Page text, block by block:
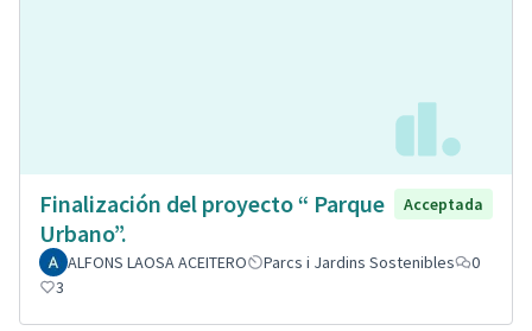
Finalización del proyecto “ Parque
Urbano”.
Acceptada
ALFONS LAOSA ACEITERO Parcs i Jardins Sostenibles
0
3